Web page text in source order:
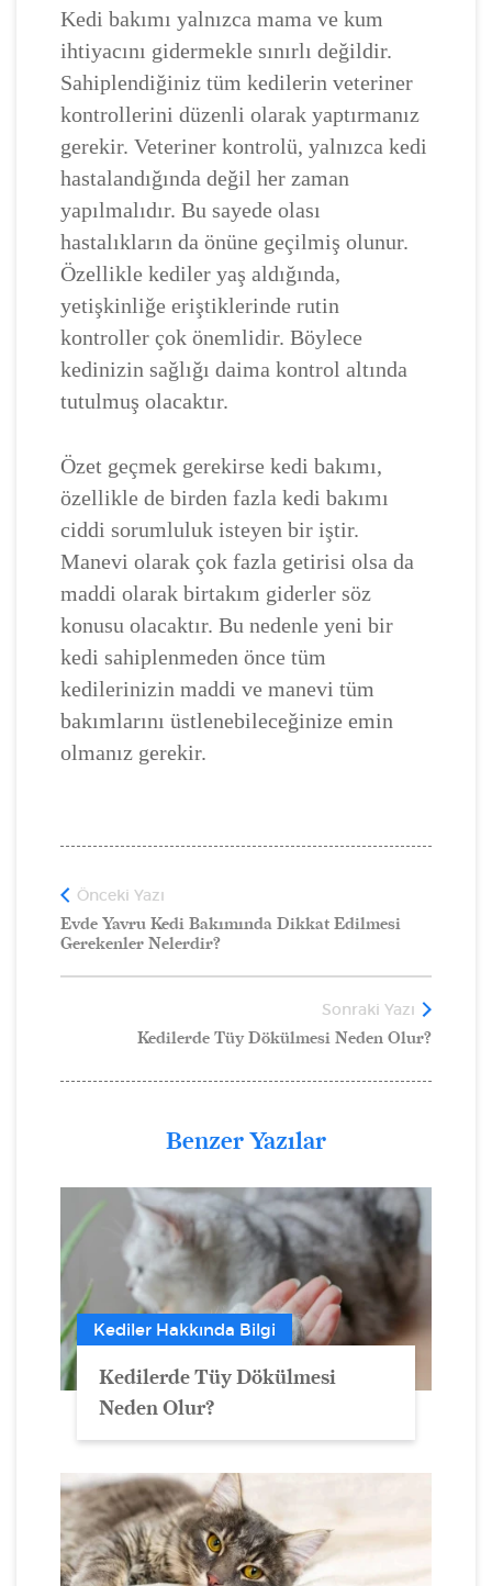
Kedi bakımı yalnızca mama ve kum
ihtiyacını gidermekle sınırlı değildir.
Sahiplendiğiniz tüm kedilerin veteriner
kontrollerini düzenli olarak yaptırmanız
gerekir. Veteriner kontrolü, yalnızca kedi
hastalandığında değil her zaman
yapılmalıdır. Bu sayede olası
hastalıkların da önüne geçilmiş olunur.
Özellikle kediler yaş aldığında,
yetişkinliğe eriştiklerinde rutin
kontroller çok önemlidir. Böylece
kedinizin sağlığı daima kontrol altında
tutulmuş olacaktır.
Özet geçmek gerekirse kedi bakımı,
özellikle de birden fazla kedi bakımı
ciddi sorumluluk isteyen bir iştir.
Manevi olarak çok fazla getirisi olsa da
maddi olarak birtakım giderler söz
konusu olacaktır. Bu nedenle yeni bir
kedi sahiplenmeden önce tüm
kedilerinizin maddi ve manevi tüm
bakımlarını üstlenebileceğinize emin
olmanız gerekir.
Önceki Yazı
Evde Yavru Kedi Bakımında Dikkat Edilmesi
Gerekenler Nelerdir?
Sonraki Yazı
Kedilerde Tüy Dökülmesi Neden Olur?
Benzer Yazılar
Kediler Hakkında Bilgi
Kedilerde Tüy Dökülmesi
Neden Olur?